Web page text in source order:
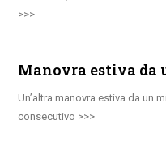
Manovra estiva da
Un’altra manovra estiva da un
consecutivo